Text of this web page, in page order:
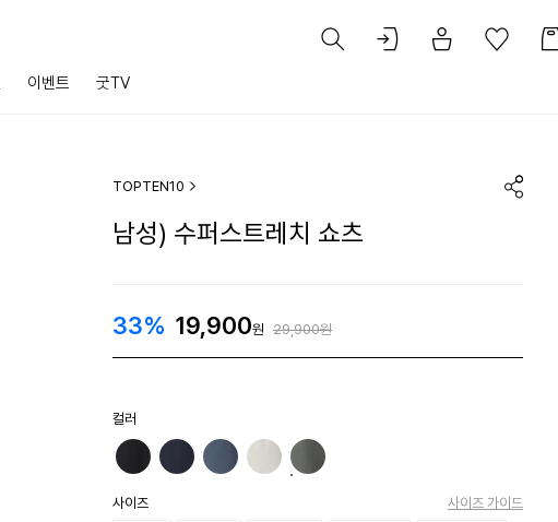
이벤트 굿TV
TOPTEN10
남성) 수퍼스트레치 쇼츠
33% 19,900원 29,900원
컬러
사이즈 사이즈 가이드